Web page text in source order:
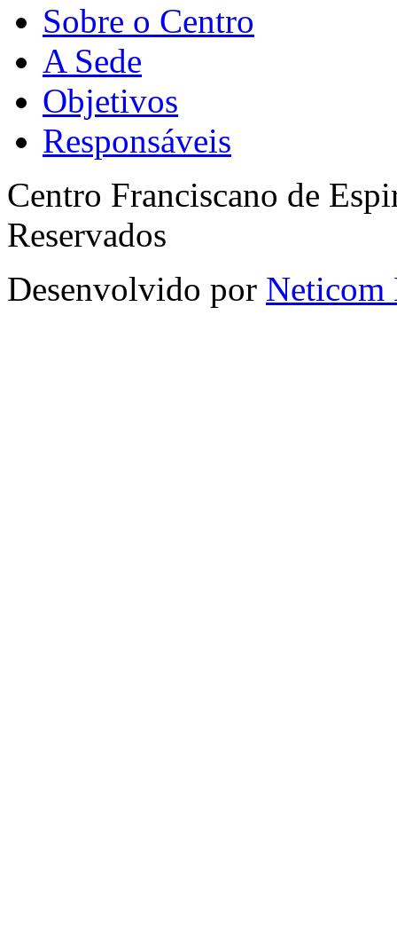
Sobre o Centro
A Sede
Objetivos
Responsáveis
Centro Franciscano de
Reservados
Desenvolvido por Neticom